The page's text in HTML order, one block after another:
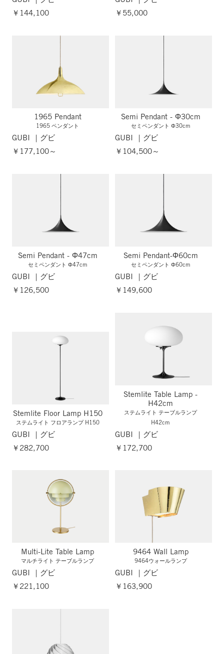
￥144,100
￥55,000
1965 Pendant
1965 ペンダント
GUBI ｜グビ
￥177,100～
Semi Pendant - Φ30cm
セミペンダント Φ30cm
GUBI ｜グビ
￥104,500～
Semi Pendant - Φ47cm
セミペンダント Φ47cm
GUBI ｜グビ
￥126,500
Semi Pendant-Φ60cm
セミペンダント Φ60cm
GUBI ｜グビ
￥149,600
Stemlite Floor Lamp H150
ステムライト フロアランプ H150
GUBI ｜グビ
￥282,700
Stemlite Table Lamp -
H42cm
ステムライト テーブルランプ
H42cm
GUBI ｜グビ
￥172,700
Multi-Lite Table Lamp
マルチライト テーブルランプ
GUBI ｜グビ
￥221,100
9464 Wall Lamp
9464ウォールランプ
GUBI ｜グビ
￥163,900